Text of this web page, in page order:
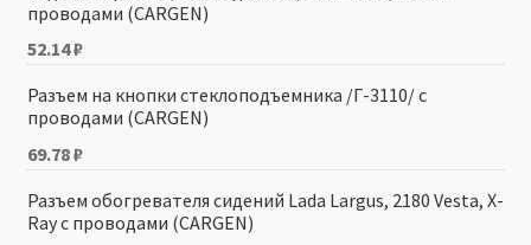
проводами (CARGEN)
52.14₽
Разъем на кнопки стеклоподъемника /Г-3110/ с
проводами (CARGEN)
69.78₽
Разъем обогревателя сидений Lada Largus, 2180 Vesta, X-
Ray с проводами (CARGEN)